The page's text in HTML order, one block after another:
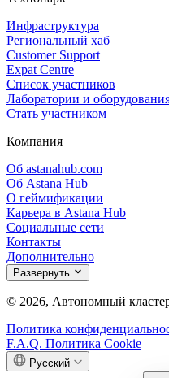
Инфраструктура
Региональный хаб
Customer Support
Expat Centre
Список участников
Лаборатории и
Стать участником
Компания
Об astanahub.com
Об Astana Hub
О геймификации
Карьера в Astana Hub
Социальные сети
Контакты
Дополнительно
Развернуть
© 2026, Автономный
Политика
F.A.Q. Политика Cookie
Русский